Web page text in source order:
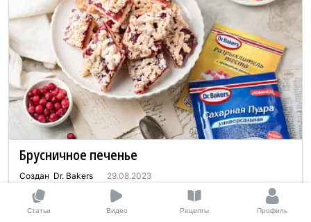
Брусничное печенье
Создан Dr. Bakers 29.08.2023
00:55
(1 оценка)
У нас более 2000 уникальных рецептов! Делимся
Статьи Видео Рецепты Профиль